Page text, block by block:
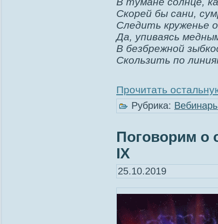
Скорей бы сани,
Следить круженье
Да, упиваясь
В безбрежной
Скользить по
Прочитать
Рубрика:
Поговорим о
IХ
25.10.2019